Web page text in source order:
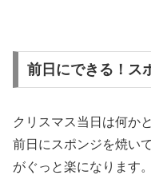
前日にできる！ス
クリスマス当日は何か
前日にスポンジを焼い
がぐっと楽になります。